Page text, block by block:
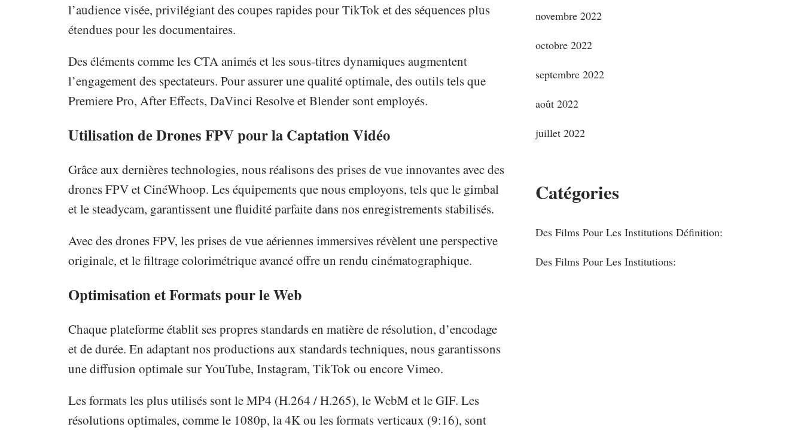
l’audience visée, privilégiant des coupes rapides pour TikTok et des séquences plus
étendues pour les documentaires.
Des éléments comme les CTA animés et les sous-titres dynamiques augmentent
l’engagement des spectateurs. Pour assurer une qualité optimale, des outils tels que
Premiere Pro, After Effects, DaVinci Resolve et Blender sont employés.
Utilisation de Drones FPV pour la Captation Vidéo
Grâce aux dernières technologies, nous réalisons des prises de vue innovantes avec des
drones FPV et CinéWhoop. Les équipements que nous employons, tels que le gimbal
et le steadycam, garantissent une fluidité parfaite dans nos enregistrements stabilisés.
Avec des drones FPV, les prises de vue aériennes immersives révèlent une perspective
originale, et le filtrage colorimétrique avancé offre un rendu cinématographique.
Optimisation et Formats pour le Web
Chaque plateforme établit ses propres standards en matière de résolution, d’encodage
et de durée. En adaptant nos productions aux standards techniques, nous garantissons
une diffusion optimale sur YouTube, Instagram, TikTok ou encore Vimeo.
Les formats les plus utilisés sont le MP4 (H.264 / H.265), le WebM et le GIF. Les
résolutions optimales, comme le 1080p, la 4K ou les formats verticaux (9:16), sont
novembre 2022
octobre 2022
septembre 2022
août 2022
juillet 2022
Catégories
Des Films Pour Les Institutions Définition:
Des Films Pour Les Institutions: